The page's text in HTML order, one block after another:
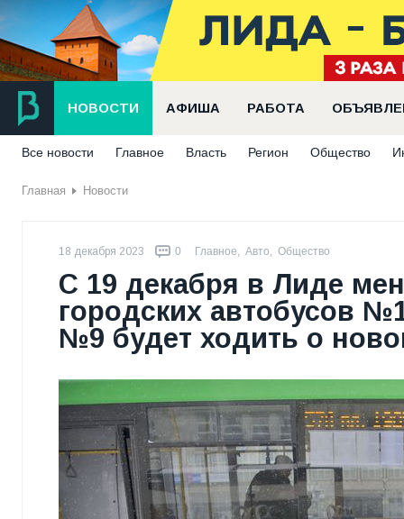
НОВОСТИ АФИША РАБОТА
Все новости Главное Власть Регион Общество
Главная Новости
18 декабря 2023 0 Главное, Авто, Общество
С 19 декабря в Лиде
городских автобусов
№9 будет ходить о